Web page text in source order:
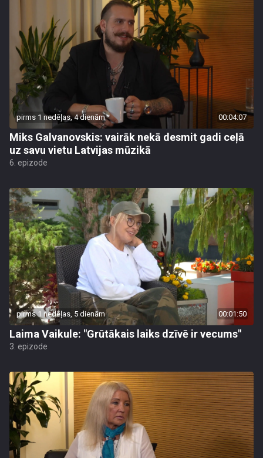
pirms 1 nedēļas, 4 dienām 00:04:07
Miks Galvanovskis: vairāk nekā desmit gadi ceļā
uz savu vietu Latvijas mūzikā
6. epizode
pirms 1 nedēļas, 5 dienām 00:01:50
Laima Vaikule: "Grūtākais laiks dzīvē ir vecums"
3. epizode